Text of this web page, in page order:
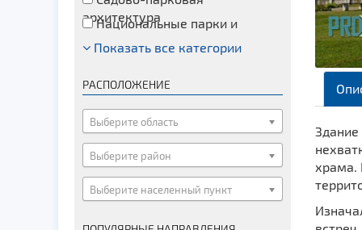
архитектура
Национальные парки и
заказники
Озера и водоемы
Памятники археологии
Памятники геодезии
Памятники природы
Памятники известным людям
Церкви
Показать все категории
РАСПОЛОЖЕНИЕ
Выберите область
Выберите район
Выберите населенный пункт
храма.